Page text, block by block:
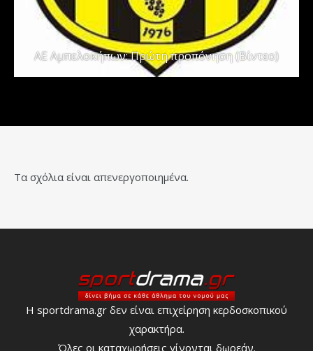
ΑΕ Αμπελοκήπων: Πρώτη προπόνηση (Βίντεο)
Τα σχόλια είναι απενεργοποιημένα.
Η sportdrama.gr δεν είναι επιχείρηση κερδοσκοπικού
χαρακτήρα.
Όλες οι καταχωρήσεις γίνονται δωρεάν.